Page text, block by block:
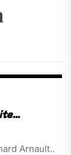
Arnault..